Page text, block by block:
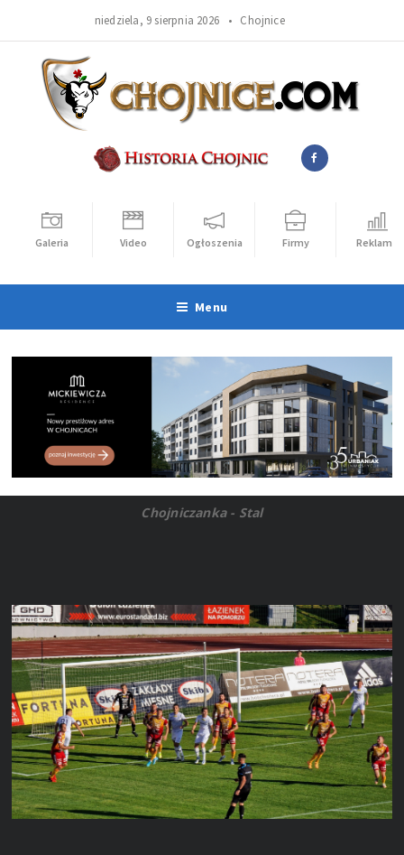
niedziela, 9 sierpnia 2026 • Chojnice
Galeria Video Ogłoszenia Firmy Reklama
Menu
Chojniczanka - Stal